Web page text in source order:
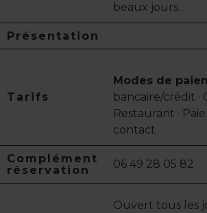
beaux jours.
Présentation
Tarifs
Modes de
bancaire/crédit ·
Restaurant ·
contact
Complément
réservation
06 49 28 05 82
Ouvert tous les